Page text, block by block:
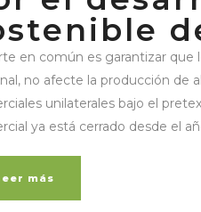
en común es garantizar que
no afecte la producción de
unilaterales bajo el
ya está cerrado desde el
más